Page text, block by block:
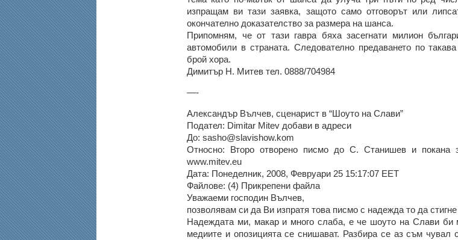
изпращам ви тази заявка, защото само отговорът или
окончателно доказателство за размера на шанса.
Припомням, че от тази гавра бяха засегнати милион
автомобили в страната. Следователно предаването по
брой хора.
Димитър Н. Митев тел. 0888/704984
—-
Александър Вълчев, сценарист в “Шоуто на Слави”
Подател: Dimitar Mitev добави в адреси
До: sasho@slavishow.kom
Относно: Второ отворено писмо до С. Станишев и покана
www.mitev.eu
Дата: Понеделник, 2008, Февруари 25 15:17:07 EET
Файлове: (4) Прикрепени файла
Уважаеми господин Вълчев,
позволявам си да Ви изпратя това писмо с надежда то да
Надеждата ми, макар и много слаба, е че шоуто на Слави би
медиите и опозицията се снишават. Разбира се аз съм чувал